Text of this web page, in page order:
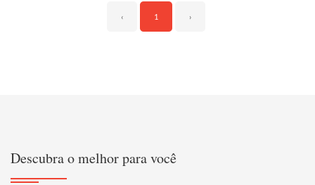
‹ 1 ›
Descubra o melhor para você